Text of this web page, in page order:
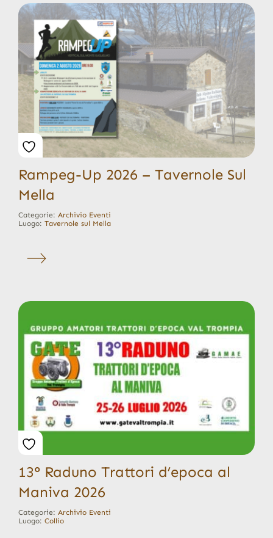
Rampeg-Up 2026 – Tavernole Sul
Mella
Categorie: Archivio Eventi
Luogo: Tavernole sul Mella
13° Raduno Trattori d’epoca al
Maniva 2026
Categorie: Archivio Eventi
Luogo: Collio